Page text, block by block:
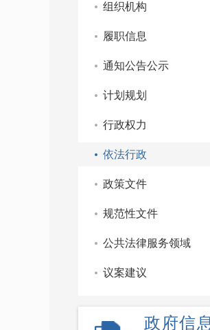
组织机构
履职信息
通知公告公示
计划规划
行政权力
依法行政
政策文件
规范性文件
公共法律服务领域
议案建议
政府信